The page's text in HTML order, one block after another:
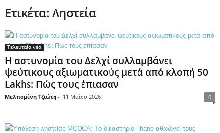
Ετικέτα: Ληστεία
Τελευταία νέα
Η αστυνομία του Δελχί συλλαμβάνει
ψεύτικους αξιωματικούς μετά από κλοπή 50
Lakhs: Πώς τους έπιασαν
Μελπομένη Τζιώτη - 11 Μαΐου 2026 0